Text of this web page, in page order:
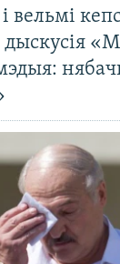
вельмі